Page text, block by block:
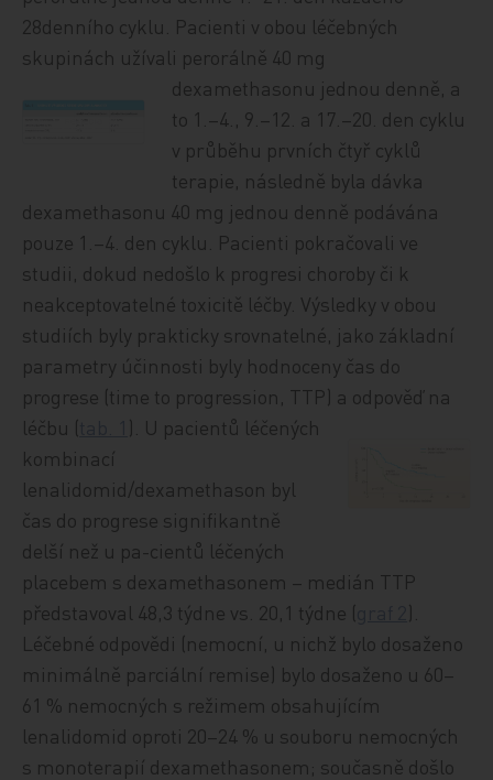
28denního cyklu. Pacienti v obou léčebných
skupinách užívali perorálně 40 mg
dexamethasonu jednou denně, a
to 1.–4., 9.–12. a 17.–20. den cyklu
v průběhu prvních čtyř cyklů
terapie, následně byla dávka
dexamethasonu 40 mg jednou denně podávána
pouze 1.–4. den cyklu. Pacienti pokračovali ve
studii, dokud nedošlo k progresi choroby či k
neakceptovatelné toxicitě léčby. Výsledky v obou
studiích byly prakticky srovnatelné, jako základní
parametry účinnosti byly hodnoceny čas do
progrese (time to progression, TTP) a odpověď na
léčbu (
). U pacientů léčených
kombinací
lenalidomid/dexamethason byl
čas do progrese signifikantně
delší než u pa-cientů léčených
placebem s dexamethasonem – medián TTP
představoval 48,3 týdne vs. 20,1 týdne (
).
Léčebné odpovědi (nemocní, u nichž bylo dosaženo
minimálně parciální remise) bylo dosaženo u 60–
61 % nemocných s režimem obsahujícím
lenalidomid oproti 20–24 % u souboru nemocných
s monoterapií dexamethasonem; současně došlo